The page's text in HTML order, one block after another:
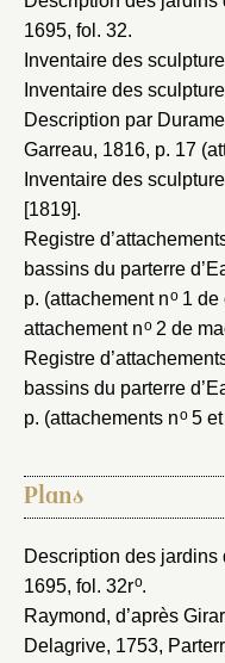
1695, fol. 32.
Inventaire des
Inventaire des
Description par
Garreau, 1816, p. 17
Inventaire des
[1819].
Registre
bassins du parterre
p. (attachement no1 de
attachement no2 de
Registre
bassins du parterre
p. (attachements no5 et
Plans
Description des
1695, fol. 32ro.
Raymond, d’après
Delagrive, 1753,